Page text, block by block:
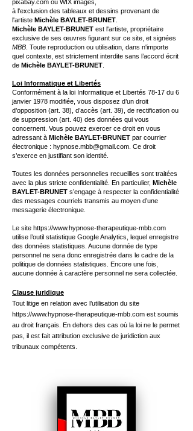
pixabay.com ou WIX images,
à l'exclusion des tableaux et dessins provenant de
l'artiste Michèle BAYLET-BRUNET
Michèle BAYLET-BRUNET est l'artiste, propriétaire
exclusive de ses œuvres figurant sur ce site, et signées
MBB . Toute reproduction ou utilisation, dans n'importe
quel contexte, est strictement interdite sans l’accord écrit
de Michèle BAYLET-BRUNET
Loi Informatique et Libertés
Conformément à la loi Informatique et Libertés 78-17 du 6
janvier 1978 modifiée, vous disposez d’un droit
d’opposition (art. 38), d’accès (art. 39), de rectification ou
de suppression (art. 40) des données qui vous
concernent. Vous pouvez exercer ce droit en vous
adressant à Michèle BAYLET-BRUNET par courrier
électronique : hypnose.mbb@gmail.com . Ce droit
s’exerce en justifiant son identité.
Toutes les données personnelles recueillies sont traitées
avec la plus stricte confidentialité. En particulier, Michèle
BAYLET-BRUNET s’engage à respecter la confidentialité
des messages courriels transmis au moyen d’une
messagerie électronique.
Le site https://www.hypnose-therapeutique-mbb.com
utilise l’outil statistique GoogIe Analytics, lequel enregistre
des données statistiques. Aucune donnée de type
personnel ne sera donc enregistrée dans le cadre de la
politique de données statistiques. Encore une fois,
aucune donnée à caractère personnel ne sera collectée.
Clause juridique
Tout litige en relation avec l’utilisation du site
https://www.hypnose-therapeutique-mbb.com est soumis
au droit français. En dehors des cas où la loi ne le permet
pas, il est fait attribution exclusive de juridiction aux
tribunaux compétents.